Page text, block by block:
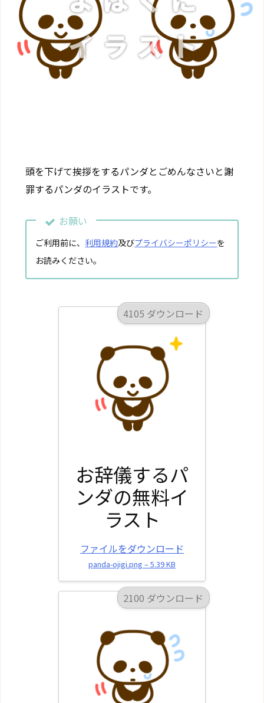
頭を下げて挨拶をするパンダとごめんなさいと謝
罪するパンダのイラストです。
お願い
ご利用前に、 利用規約及びプライバシーポリシーを
お読みください。
4105 ダウンロード
お辞儀するパ
ンダの無料イ
ラスト
ファイルをダウンロード
panda-ojigi.png – 5.39 KB
2100 ダウンロード